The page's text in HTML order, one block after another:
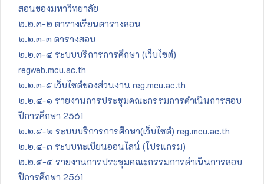
สอนของมหาวิทยาลัย
๒.๒.๓-๒ ตารางเรียนตารางสอน
๒.๒.๓-๓ ตารางสอบ
๒.๒.๓-๔ ระบบบริการการศึกษา (เว็บไซต์)
regweb.mcu.ac.th
๒.๒.๓-๕ เว็บไซต์ของส่วนงาน reg.mcu.ac.th
๒.๒.๔-๑ รายงานการประชุมคณะกรรมการดำเนินการสอบ
ปีการศึกษา 2561
๒.๒.๔-๒ ระบบบริการการศึกษา(เว็บไซต์) reg.mcu.ac.th
๒.๒.๔-๓ ระบบทะเบียนออนไลน์ (โปรแกรม)
๒.๒.๔-๔ รายงานการประชุมคณะกรรมการดำเนินการสอบ
ปีการศึกษา 2561